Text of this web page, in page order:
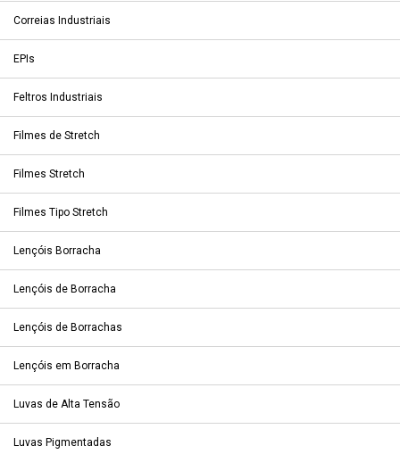
Correias Industriais
EPIs
Feltros Industriais
Filmes de Stretch
Filmes Stretch
Filmes Tipo Stretch
Lençóis Borracha
Lençóis de Borracha
Lençóis de Borrachas
Lençóis em Borracha
Luvas de Alta Tensão
Luvas Pigmentadas